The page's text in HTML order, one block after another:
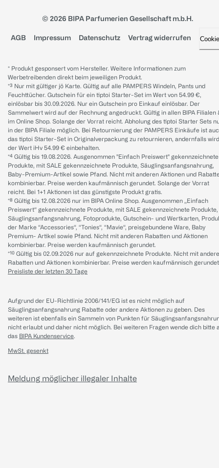
© 2026 BIPA Parfumerien Gesellschaft m.b.H.
AGB Impressum Datenschutz Vertrag widerrufen
* Produkt gesponsert vom Hersteller. Weitere Informationen zum
Werbetreibenden direkt beim jeweiligen Produkt.
*³ Nur mit gültiger jö Karte. Gültig auf alle PAMPERS Windeln, Pants und
Feuchttücher. Gutschein für ein tiptoi Starter-Set im Wert von 54.99 €,
einlösbar bis 30.09.2026. Nur ein Gutschein pro Einkauf einlösbar. Der
Sammelwert wird auf der Rechnung angedruckt. Gültig in allen BIPA Filialen
im Online Shop. Solange der Vorrat reicht. Abholung des tiptoi Starter Sets
in der BIPA Filiale möglich. Bei Retournierung der PAMPERS Einkäufe ist
das tiptoi Starter-Set in Originalverpackung zu retournieren, andernfalls wird
der Wert iHv 54.99 € einbehalten.
*⁴ Gültig bis 19.08.2026. Ausgenommen "Einfach Preiswert" gekennzeichnete
Produkte, mit SALE gekennzeichnete Produkte, Säuglingsanfangsnahrung,
Baby-Premium-Artikel sowie Pfand. Nicht mit anderen Aktionen und
kombinierbar. Preise werden kaufmännisch gerundet. Solange der Vorrat
reicht. Bei 1+1 Aktionen ist das günstigste Produkt gratis.
*⁸ Gültig bis 12.08.2026 nur im BIPA Online Shop. Ausgenommen „Einfach
Preiswert“ gekennzeichnete Produkte, mit SALE gekennzeichnete Produkte,
Säuglingsanfangsnahrung, Fotoprodukte, Gutschein- und Wertkarten,
der Marke “Accessories“, “Tonies“, “Mavie“, preisgebundene Ware, Baby
Premium- Artikel sowie Pfand. Nicht mit anderen Rabatten und Aktionen
kombinierbar. Preise werden kaufmännisch gerundet.
*¹⁰ Gültig bis 02.09.2026 nur auf gekennzeichnete Produkte. Nicht mit
Rabatten und Aktionen kombinierbar. Preise werden kaufmännisch
Preisliste der letzten 30 Tage
Aufgrund der EU-Richtlinie 2006/141/EG ist es nicht möglich auf
Säuglingsanfangsnahrung Rabatte oder andere Aktionen zu geben. Des
weiteren ist ebenfalls ein Sammeln von Punkten für
nicht erlaubt und daher nicht möglich. Bei weiteren Fragen wende dich bitte
das BIPA Kundenservice.
MwSt. gesenkt
Meldung möglicher illegaler Inhalte